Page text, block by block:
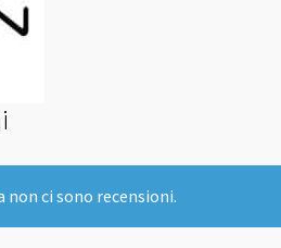
non ci sono recensioni.